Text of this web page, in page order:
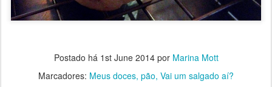
Postado há 1st June 2014por Marina Mott
Marcadores: Meus doces pão Vai um salgado aí?